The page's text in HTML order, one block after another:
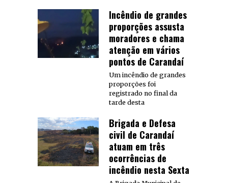
Incêndio de grandes
proporções assusta
moradores e chama
atenção em vários
pontos de Carandaí
Um incêndio de grandes
proporções foi
registrado no final da
tarde desta
Brigada e Defesa
civil de Carandaí
atuam em três
ocorrências de
incêndio nesta Sexta